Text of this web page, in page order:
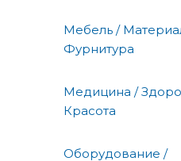
Мебель /
Фурнитура
Медицина /
Красота
Оборудование /